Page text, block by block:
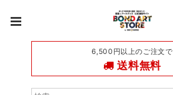
6,500円以上のご注文で
送料無料